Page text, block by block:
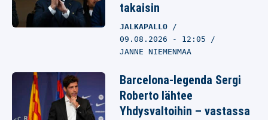
takaisin
JALKAPALLO
09.08.2026 - 12:05
JANNE NIEMENMAA
Barcelona-legenda Sergi
Roberto lähtee
Yhdysvaltoihin – vastassa